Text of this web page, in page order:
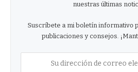
nuestras últimas
Suscríbete a mi boletín informativo
publicaciones y consejos.